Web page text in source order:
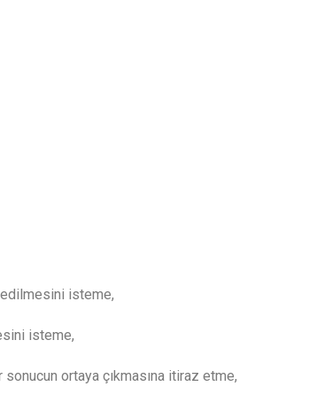
isteme,
isteme,
ortaya çıkmasına itiraz etme,